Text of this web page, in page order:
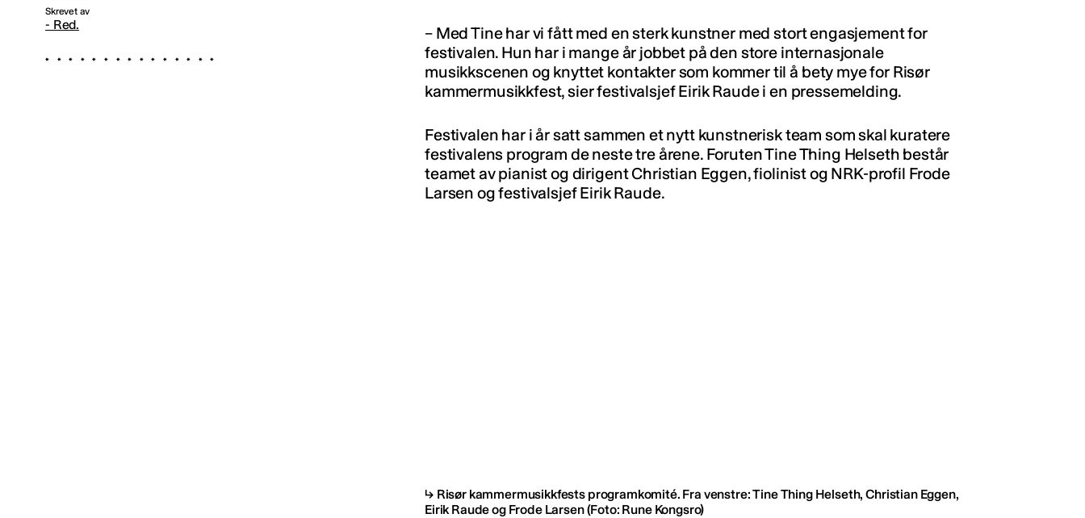
Skrevet av
- Red.
– Med Tine har vi fått med en sterk kunstner med stort engasjement for
festivalen. Hun har i mange år jobbet på den store internasjonale
musikkscenen og knyttet kontakter som kommer til å bety mye for Risør
kammermusikkfest, sier festivalsjef Eirik Raude i en pressemelding.
Festivalen har i år satt sammen et nytt kunstnerisk team som skal kuratere
festivalens program de neste tre årene. Foruten Tine Thing Helseth består
teamet av pianist og dirigent Christian Eggen, fiolinist og NRK-profil Frode
Larsen og festivalsjef Eirik Raude.
Risør kammermusikkfests programkomité. Fra venstre: Tine Thing Helseth, Christian Eggen,
Eirik Raude og Frode Larsen(Foto: Rune Kongsro)